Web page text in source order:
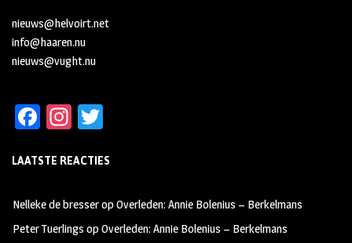
nieuws@helvoirt.net
info@haaren.nu
nieuws@vught.nu
Fa
b
oo
k
In
ag
m
tt
LAATSTE REACTIES
Nelleke de bresseropOverleden: Annie Bolenius – Berkelmans
Peter Tuerlings opOverleden: Annie Bolenius – Berkelmans